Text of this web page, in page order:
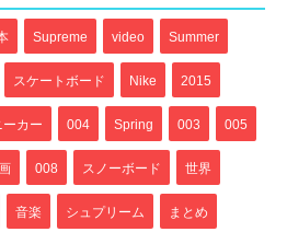
Supreme video Summer
スケートボード Nike 2015
ーカー 004 Spring 003 005
008 スノーボード 世界
音楽 シュプリーム まとめ